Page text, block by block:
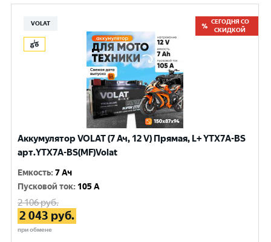
VOLAT
СЕГОДНЯ СО
СКИДКОЙ
Аккумулятор VOLAT (7 Ач, 12 V) Прямая, L+ YTX7A-BS
арт.YTX7A-BS(MF)Volat
Емкость:7 Ач
Пусковой ток: 105 A
2 106руб.
2 043 руб.
при обмене